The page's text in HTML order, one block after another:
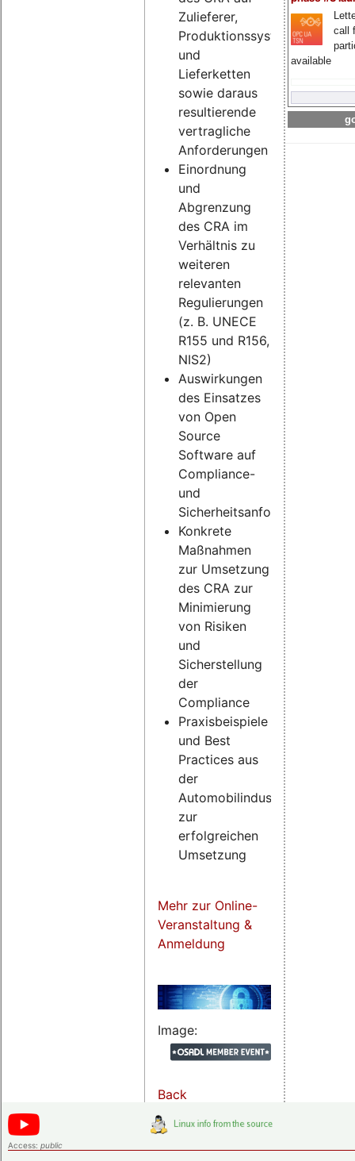
call
available
Zulieferer,
Produktionssysteme
und
Lieferketten
sowie daraus
resultierende
vertragliche
Anforderungen
Einordnung
und
Abgrenzung
des CRA im
Verhältnis zu
weiteren
relevanten
Regulierungen
(z. B. UNECE
R155 und R156,
NIS2)
Auswirkungen
des Einsatzes
von Open
Source
Software auf
Compliance-
und
Sicherheitsanforderungen
Konkrete
Maßnahmen
zur Umsetzung
des CRA zur
Minimierung
von Risiken
und
Sicherstellung
der
Compliance
Praxisbeispiele
und Best
Practices aus
der
Automobilindustrie
zur
erfolgreichen
Umsetzung
Mehr zur Online-
Veranstaltung &
Anmeldung
Image:
Back
Access: public